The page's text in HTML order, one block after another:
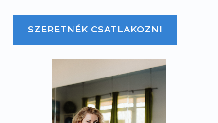
SZERETNÉK CSATLAKOZNI